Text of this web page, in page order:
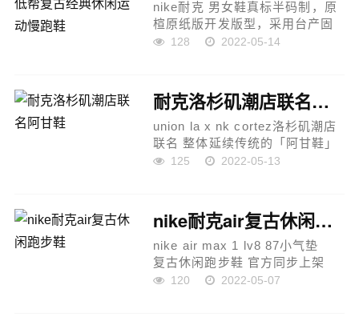
nike耐克 男女鞋真标半码制，原
楦原纸版开发版型，采用台产固
色翻毛皮组合多色编织帆布鞋面
周年经典再造，union重塑...
128 2022-05-14
耐克洛杉矶潮店联名阿甘鞋
union la x nk cortez洛杉矶潮店
联名 整体延续传统的「阿甘鞋」
造型 鞋面采用麂皮打造搭配鞋侧
字样进行重新...
125 2022-05-13
nike耐克air复古休闲跑步鞋
nike air max 1 lv8 87小气垫
复古休闲跑步鞋 官方同步上架
真标原盒 原底原面 正确版型
120 2022-05-07